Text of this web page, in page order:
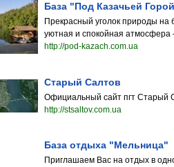
База "Под Казачьей
Прекрасный уголок природы на
уютная и спокойная атмосфера
http://pod-kazach.com.ua
Старый Салтов
Официальный сайт пгт Старый
http://stsaltov.com.ua
База отдыха "Мельница"
Приглашаем Вас на отдых в